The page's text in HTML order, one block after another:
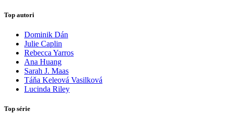
Top autori
Dominik Dán
Julie Caplin
Rebecca Yarros
Ana Huang
Sarah J. Maas
Táňa Keleová Vasilková
Lucinda Riley
Top série